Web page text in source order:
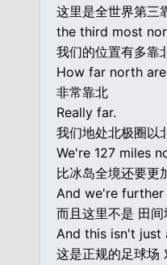
这里是全世界第三
the third most
我们的位置有多靠
How far north
非常靠北
Really far.
我们地处北极圈以
We're 127 miles
比冰岛全境还要更
And we're further
而且这里不是 田
And this isn't just
这是正规的足球场